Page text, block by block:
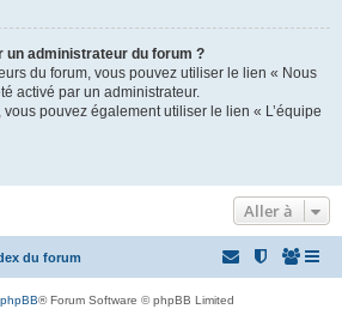
un administrateur du forum ?
du forum, vous pouvez utiliser le lien « Nous
activé par un administrateur.
pouvez également utiliser le lien « L’équipe
Aller à
du forum
phpBB® Forum Software © phpBB Limited